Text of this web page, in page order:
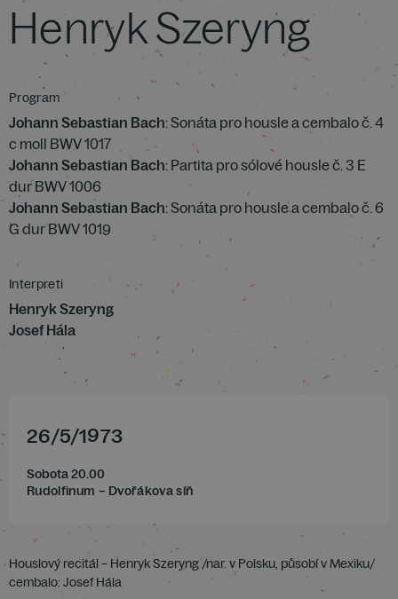
Henryk Szeryng
Program
Johann Sebastian Bach: Sonáta pro housle a cembalo č. 4
c moll BWV 1017
Johann Sebastian Bach: Partita pro sólové housle č. 3 E
dur BWV 1006
Johann Sebastian Bach: Sonáta pro housle a cembalo č. 6
G dur BWV 1019
Interpreti
Henryk Szeryng
Josef Hála
26/5/1973
Sobota 20.00
Rudolfinum – Dvořákova síň
Houslový recitál – Henryk Szeryng /nar. v Polsku, působí v Mexiku/
cembalo: Josef Hála